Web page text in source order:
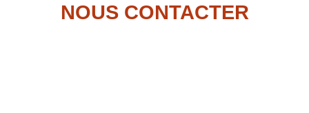
NOUS CONTACTER